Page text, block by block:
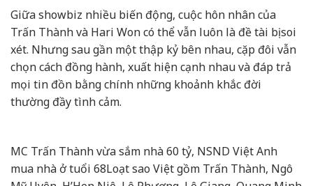
Giữa showbiz nhiều biến động, cuộc hôn nhân của
Trấn Thành và Hari Won có thể vẫn luôn là đề tài bị soi
xét. Nhưng sau gần một thập kỷ bên nhau, cặp đôi vẫn
chọn cách đồng hành, xuất hiện cạnh nhau và đáp trả
mọi tin đồn bằng chính những khoảnh khắc đời
thường đầy tình cảm.
MC Trấn Thành vừa sắm nhà 60 tỷ, NSND Việt Anh
mua nhà ở tuổi 68Loạt sao Việt gồm Trấn Thành, Ngô